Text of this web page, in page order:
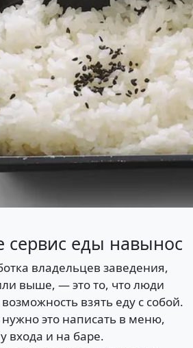
сервис еды навынос
владельцев заведения,
выше, — это то, что люди
взять еду с собой.
это написать в меню,
входа и на баре.